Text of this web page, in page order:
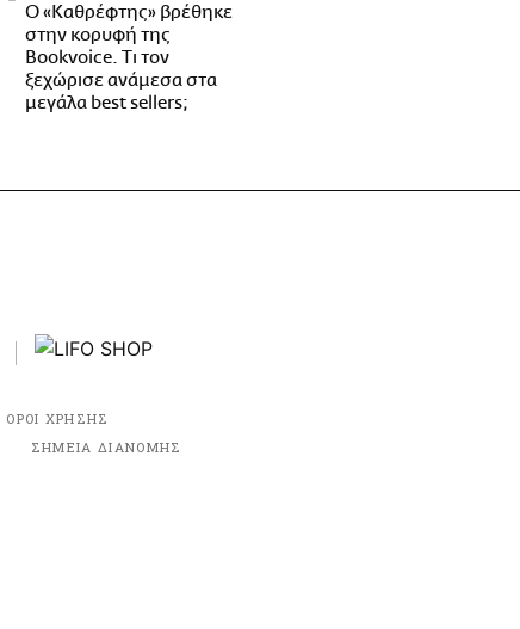
Ο «Καθρέφτης» βρέθηκε
στην κορυφή της
Bookvoice. Τι τον
ξεχώρισε ανάμεσα στα
μεγάλα best sellers;
ΟΡΟΙ ΧΡΗΣΗΣ
ΣΗΜΕΙΑ ΔΙΑΝΟΜΗΣ